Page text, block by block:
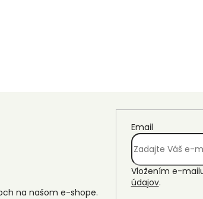
na našom e-shope.
Email
Vložením e-
údajov.